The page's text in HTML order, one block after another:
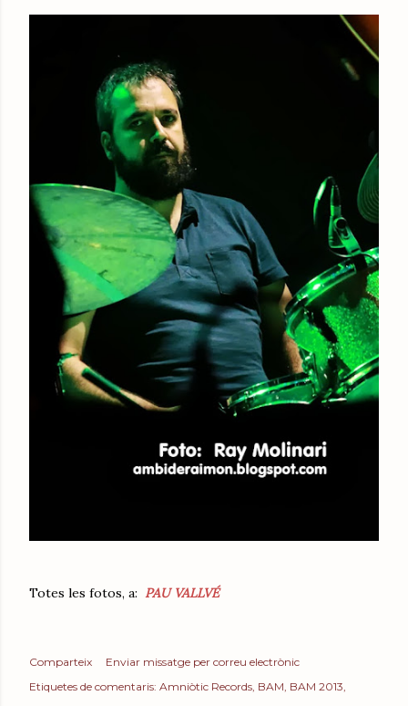
Totes les fotos, a: PAU VALLVÉ
Comparteix
Enviar missatge per correu electrònic
Etiquetes de comentaris: Amniòtic Records BAM BAM 2013